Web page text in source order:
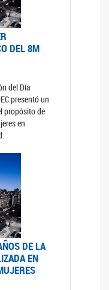
DEL 8M
del Día
presentó un
propósito de
en
DE LA
EN